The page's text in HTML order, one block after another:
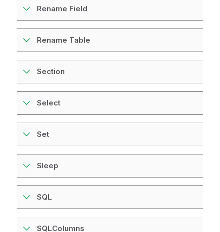
Rename Field
Rename Table
Section
Select
Set
Sleep
SQL
SQLColumns